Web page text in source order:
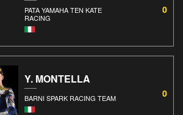
PATA YAMAHA TEN KATE
RACING
0
Y. MONTELLA
BARNI SPARK RACING TEAM 0